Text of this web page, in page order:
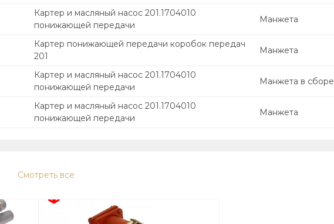
Картер и масляный насос 201.1704010
понижающей передачи
Манжета
Картер понижающей передачи коробок передач
201
Манжета
Картер и масляный насос 201.1704010
понижающей передачи
Манжета в сборе
Картер и масляный насос 201.1704010
понижающей передачи
Манжета
Смотреть все